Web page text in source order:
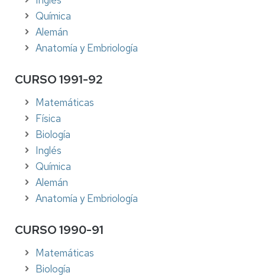
Química
Alemán
Anatomía y Embriología
CURSO 1991-92
Matemáticas
Física
Biología
Inglés
Química
Alemán
Anatomía y Embriología
CURSO 1990-91
Matemáticas
Biología